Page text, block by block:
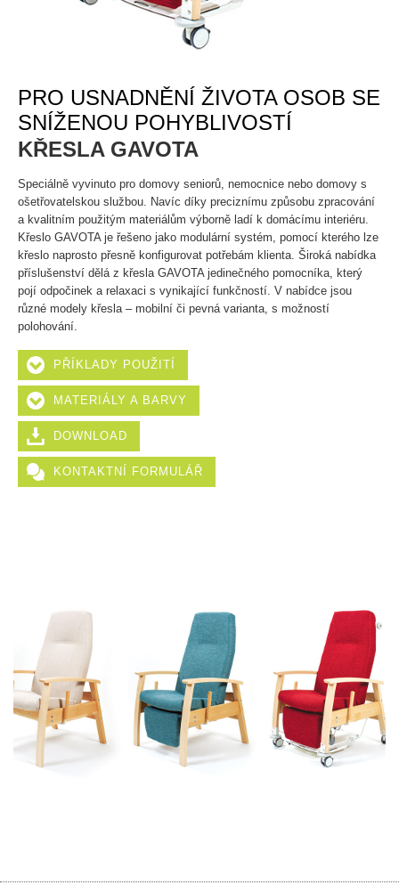
PRO USNADNĚNÍ ŽIVOTA OSOB SE
SNÍŽENOU POHYBLIVOSTÍ
KŘESLA GAVOTA
Speciálně vyvinuto pro domovy seniorů, nemocnice nebo domovy s
ošetřovatelskou službou. Navíc díky preciznímu způsobu zpracování
a kvalitním použitým materiálům výborně ladí k domácímu interiéru.
Křeslo GAVOTA je řešeno jako modulární systém, pomocí kterého lze
křeslo naprosto přesně konfigurovat potřebám klienta. Široká nabídka
příslušenství dělá z křesla GAVOTA jedinečného pomocníka, který
pojí odpočinek a relaxaci s vynikající funkčností. V nabídce jsou
různé modely křesla – mobilní či pevná varianta, s možností
polohování.
PŘÍKLADY POUŽITÍ
MATERIÁLY A BARVY
DOWNLOAD
KONTAKTNÍ FORMULÁŘ